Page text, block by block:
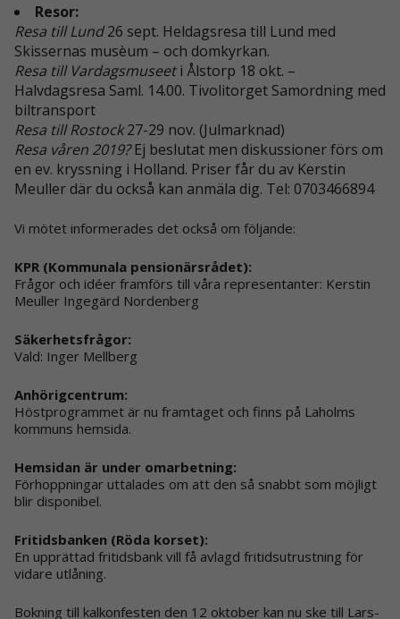
Resor:
Resa till Lund26 sept. Heldagsresa till Lund med
Skissernas musèum – och domkyrkan.
Resa till Vardagsmuseeti Ålstorp 18 okt. –
Halvdagsresa Saml. 14.00. Tivolitorget Samordning med
biltransport
Resa till Rostock27-29 nov. (Julmarknad)
Resa våren 2019?Ej beslutat men diskussioner förs om
en ev. kryssning i Holland. Priser får du av Kerstin
Meuller där du också kan anmäla dig. Tel: 0703466894
Vi mötet informerades det också om följande:
KPR (Kommunala pensionärsrådet):
Frågor och idéer framförs till våra representanter: Kerstin
Meuller Ingegärd Nordenberg
Säkerhetsfrågor:
Vald: Inger Mellberg
Anhörigcentrum:
Höstprogrammet är nu framtaget och finns på Laholms
kommuns hemsida.
Hemsidan är under omarbetning:
Förhoppningar uttalades om att den så snabbt som möjligt
blir disponibel.
Fritidsbanken (Röda korset):
En upprättad fritidsbank vill få avlagd fritidsutrustning för
vidare utlåning.
Bokning till kalkonfesten den 12 oktober kan nu ske till Lars-